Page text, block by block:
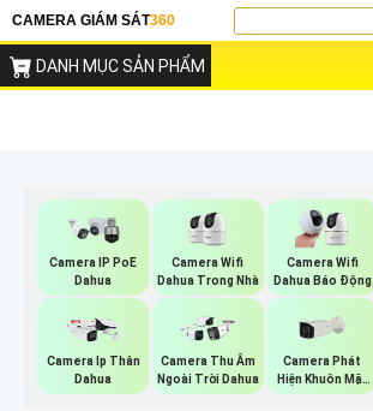
CAMERA GIÁM SÁT360
DANH MỤC SẢN PHẨM
Camera IP PoE
Dahua
Camera Wifi
Dahua Trong Nhà
Camera Wifi
Dahua Báo Động
Camera Ip Thân
Dahua
Camera Thu Âm
Ngoài Trời Dahua
Camera Phát
Hiện Khuôn Mặt
Dahua